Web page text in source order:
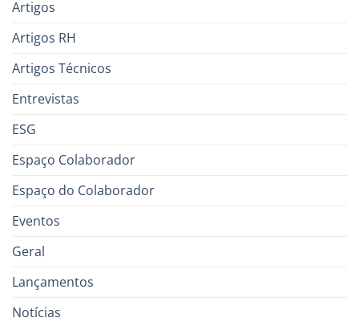
Artigos
Artigos RH
Artigos Técnicos
Entrevistas
ESG
Espaço Colaborador
Espaço do Colaborador
Eventos
Geral
Lançamentos
Notícias